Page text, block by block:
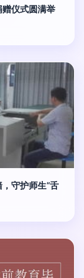
仪式圆满举
守护师生“舌